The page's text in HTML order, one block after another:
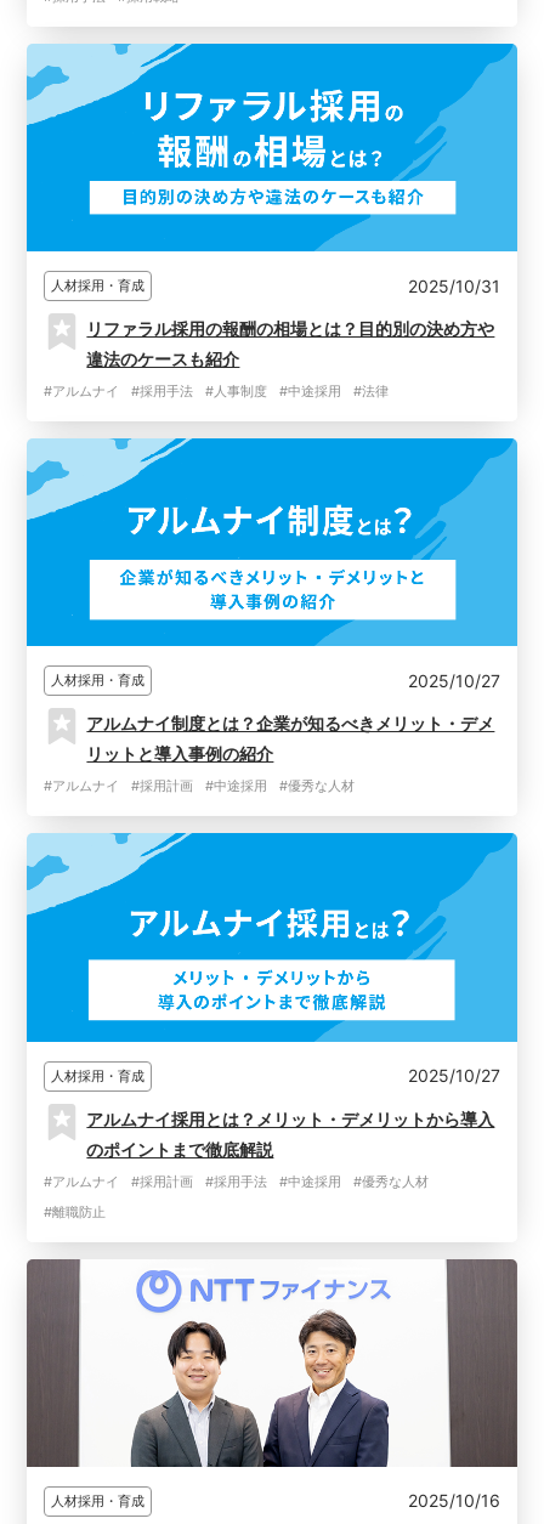
人材採用・育成 2025/10/31
リファラル採用の報酬の相場とは？目的別の決め方や
違法のケースも紹介
#アルムナイ #採用手法 #人事制度 #中途採用 #法律
人材採用・育成 2025/10/27
アルムナイ制度とは？企業が知るべきメリット・デメ
リットと導入事例の紹介
#アルムナイ #採用計画 #中途採用 #優秀な人材
人材採用・育成 2025/10/27
アルムナイ採用とは？メリット・デメリットから導入
のポイントまで徹底解説
#アルムナイ #採用計画 #採用手法 #中途採用
#優秀な人材
#離職防止
人材採用・育成 2025/10/16